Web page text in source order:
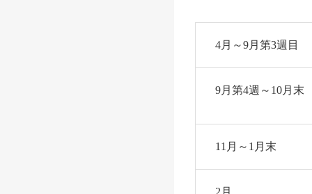
4月～9月第3週目
9月第4週～10月
11月～1月末
2月